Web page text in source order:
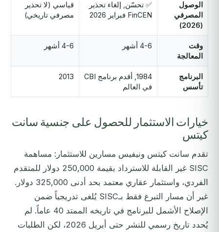
الوصول
المصرفي
(2026)
✅ تحسّن, إلغاء تحذير
FinCEN فبراير 2026
قياسي (لا تحذير
مصرفي تاريخي)
وقت
المعالجة
4-6 أشهر 4-6 أشهر
البرنامج
تأسس
1984, أقدم برنامج CBI
في العالم
2013
خيارات الاستثمار للحصول على جنسية سانت
كيتس
تقدم سانت كيتس ونيفيس مسارين للاستثمار: مساهمة
SISC غير القابلة للاسترداد بقيمة 250,000 دولار للمتقدم
الفردي، واستثمار عقاري معتمد بحد أدنى 325,000 دولار.
غير أن مسار التبرع فقط بـSISC يُلغى تدريجياً ضمن
الإصلاح الأشمل للبرنامج في تاريخه الممتد 40 عاماً. لم
يُحدد تاريخ رسمي للنشر حتى أبريل 2026، لكن الطلبات